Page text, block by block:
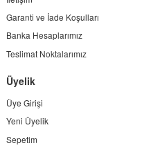
Garanti ve İade Koşulları
Banka Hesaplarımız
Teslimat Noktalarımız
Üyelik
Üye Girişi
Yeni Üyelik
Sepetim